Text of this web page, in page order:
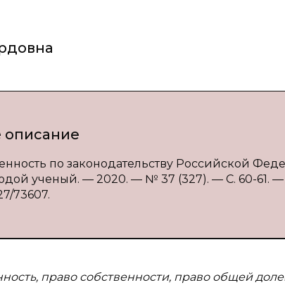
описание
по законодательству Российской
ученый. — 2020. — № 37 (327). — С. 60-61. —
73607.
право собственности, право общей